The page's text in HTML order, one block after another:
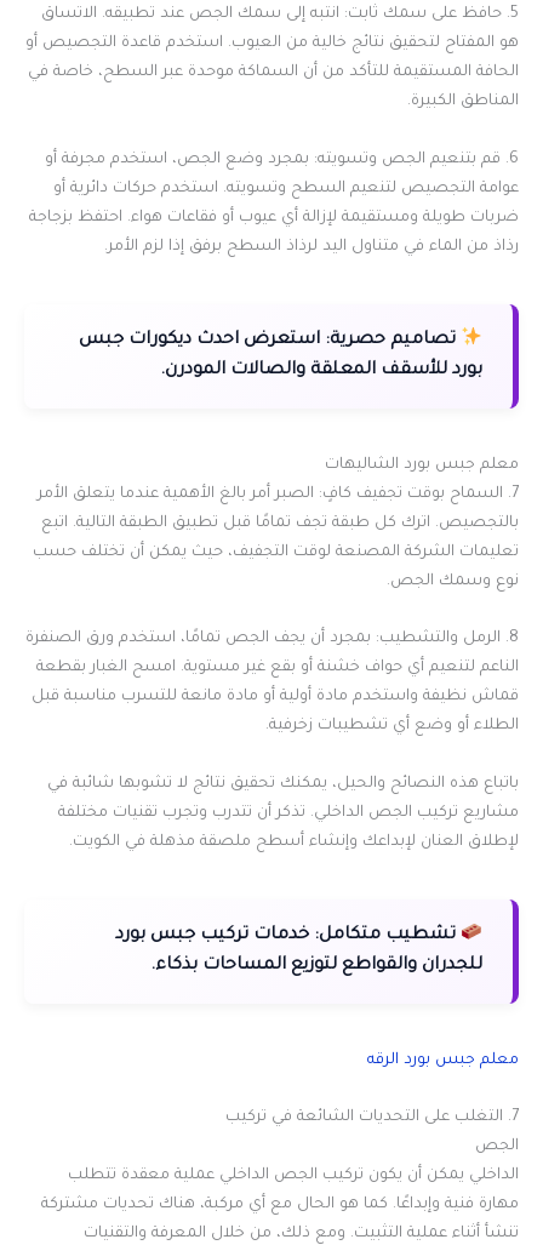
5. حافظ على سمك ثابت: انتبه إلى سمك الجص عند تطبيقه. الاتساق
هو المفتاح لتحقيق نتائج خالية من العيوب. استخدم قاعدة التجصيص أو
الحافة المستقيمة للتأكد من أن السماكة موحدة عبر السطح، خاصة في
المناطق الكبيرة.
6. قم بتنعيم الجص وتسويته: بمجرد وضع الجص، استخدم مجرفة أو
عوامة التجصيص لتنعيم السطح وتسويته. استخدم حركات دائرية أو
ضربات طويلة ومستقيمة لإزالة أي عيوب أو فقاعات هواء. احتفظ بزجاجة
رذاذ من الماء في متناول اليد لرذاذ السطح برفق إذا لزم الأمر.
تصاميم حصرية: استعرض احدث ديكورات جبس
بورد للأسقف المعلقة والصالات المودرن.
معلم جبس بورد الشاليهات
7. السماح بوقت تجفيف كافٍ: الصبر أمر بالغ الأهمية عندما يتعلق الأمر
بالتجصيص. اترك كل طبقة تجف تمامًا قبل تطبيق الطبقة التالية. اتبع
تعليمات الشركة المصنعة لوقت التجفيف، حيث يمكن أن تختلف حسب
نوع وسمك الجص.
8. الرمل والتشطيب: بمجرد أن يجف الجص تمامًا، استخدم ورق الصنفرة
الناعم لتنعيم أي حواف خشنة أو بقع غير مستوية. امسح الغبار بقطعة
قماش نظيفة واستخدم مادة أولية أو مادة مانعة للتسرب مناسبة قبل
الطلاء أو وضع أي تشطيبات زخرفية.
باتباع هذه النصائح والحيل، يمكنك تحقيق نتائج لا تشوبها شائبة في
مشاريع تركيب الجص الداخلي. تذكر أن تتدرب وتجرب تقنيات مختلفة
لإطلاق العنان لإبداعك وإنشاء أسطح ملصقة مذهلة في الكويت.
تشطيب متكامل: خدمات تركيب جبس بورد
للجدران والقواطع لتوزيع المساحات بذكاء.
معلم جبس بورد الرقه
7. التغلب على التحديات الشائعة في تركيب
الجص
الداخلي يمكن أن يكون تركيب الجص الداخلي عملية معقدة تتطلب
مهارة فنية وإبداعًا. كما هو الحال مع أي مركبة، هناك تحديات مشتركة
تنشأ أثناء عملية التثبيت. ومع ذلك، من خلال المعرفة والتقنيات